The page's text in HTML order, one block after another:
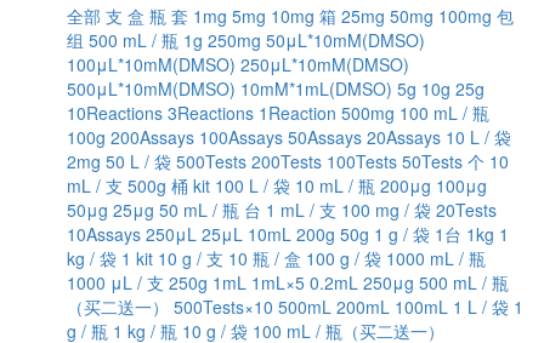
全部 支 盒 瓶 套 1mg 5mg 10mg 箱 25mg 50mg 100mg 包
组 500 mL / 瓶 1g 250mg 50μL*10mM(DMSO)
100μL*10mM(DMSO) 250μL*10mM(DMSO)
500μL*10mM(DMSO) 10mM*1mL(DMSO) 5g 10g 25g
10Reactions 3Reactions 1Reaction 500mg 100 mL / 瓶
100g 200Assays 100Assays 50Assays 20Assays 10 L / 袋
2mg 50 L / 袋 500Tests 200Tests 100Tests 50Tests 个 10
mL / 支 500g 桶 kit 100 L / 袋 10 mL / 瓶 200μg 100μg
50μg 25μg 50 mL / 瓶 台 1 mL / 支 100 mg / 袋 20Tests
10Assays 250μL 25μL 10mL 200g 50g 1 g / 袋 1台 1kg 1
kg / 袋 1 kit 10 g / 支 10 瓶 / 盒 100 g / 袋 1000 mL / 瓶
1000 μL / 支 250g 1mL 1mL×5 0.2mL 250μg 500 mL / 瓶
（买二送一）
500Tests×10 500mL 200mL 100mL 1 L / 袋 1
g / 瓶 1 kg / 瓶 10 g / 袋 100 mL / 瓶（买二送一）